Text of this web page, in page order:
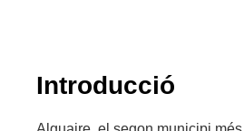
Introducció